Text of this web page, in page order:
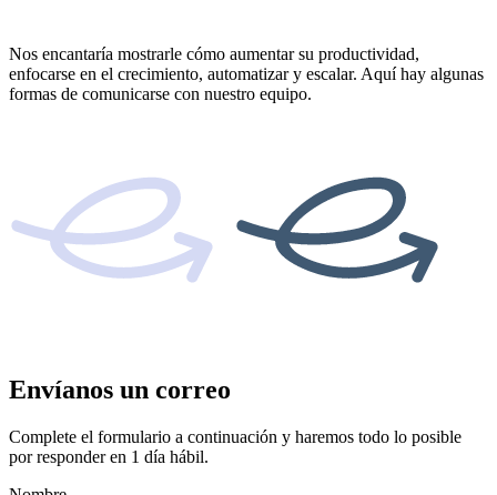
Nos encantaría mostrarle cómo aumentar su productividad,
enfocarse en el crecimiento, automatizar y escalar. Aquí hay algunas
formas de comunicarse con nuestro equipo.
Envíanos un correo
Complete el formulario a continuación y haremos todo lo posible
por responder en 1 día hábil.